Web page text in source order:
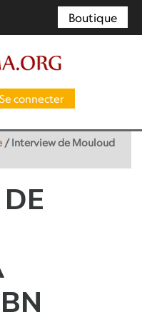
Boutique
Se connecter
/Interview de Mouloud